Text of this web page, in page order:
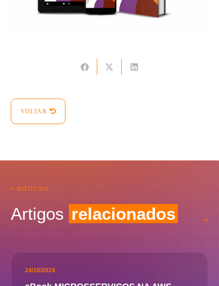
VOLTAR
+ NOTÍCIAS
Artigos relacionados
24/10/2024